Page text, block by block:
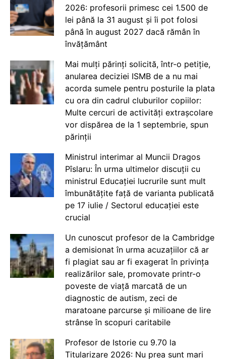
2026: profesorii primesc cei 1.500 de
lei până la 31 august și îi pot folosi
până în august 2027 dacă rămân în
învățământ
Mai mulți părinți solicită, într-o petiție,
anularea deciziei ISMB de a nu mai
acorda sumele pentru posturile la plata
cu ora din cadrul cluburilor copiilor:
Multe cercuri de activități extrașcolare
vor dispărea de la 1 septembrie, spun
părinții
Ministrul interimar al Muncii Dragos
Pîslaru: În urma ultimelor discuții cu
ministrul Educației lucrurile sunt mult
îmbunătățite față de varianta publicată
pe 17 iulie / Sectorul educației este
crucial
Un cunoscut profesor de la Cambridge
a demisionat în urma acuzațiilor că ar
fi plagiat sau ar fi exagerat în privința
realizărilor sale, promovate printr-o
poveste de viață marcată de un
diagnostic de autism, zeci de
maratoane parcurse și milioane de lire
strânse în scopuri caritabile
Profesor de Istorie cu 9.70 la
Titularizare 2026: Nu prea sunt mari